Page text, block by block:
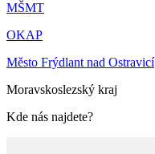
MŠMT
OKAP
Město Frýdlant nad Ostravicí
Moravskoslezský kraj
Kde nás najdete?